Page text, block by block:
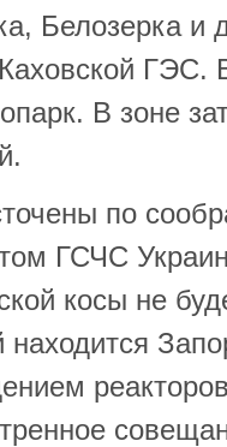
Белозерка и
ГЭС.
В зоне
по
ГСЧС
косы не
находится